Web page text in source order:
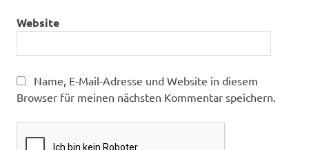
Website
Name, E-Mail-Adresse und Website in diesem
Browser für meinen nächsten Kommentar speichern.